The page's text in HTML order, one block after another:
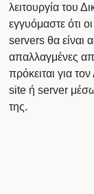
λειτουργία του
εγγυόμαστε ότι
servers θα είναι
απαλλαγμένες
πρόκειται για
site ή server μέσω
της.